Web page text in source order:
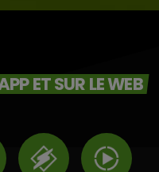
ET SUR LE WEB